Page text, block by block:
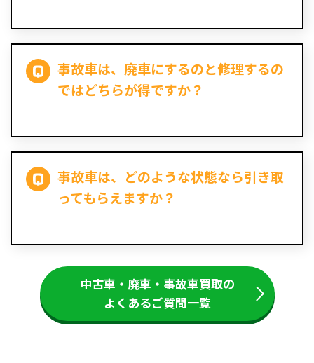
事故車は、廃車にするのと修理するの
ではどちらが得ですか？
事故車は、どのような状態なら引き取
ってもらえますか？
中古車・廃車・事故車買取の
よくあるご質問一覧